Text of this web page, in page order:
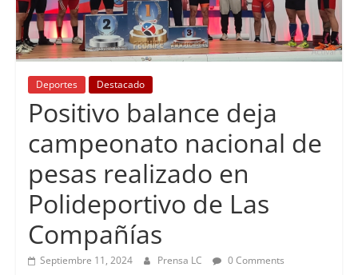
Deportes Destacado
Positivo balance deja
campeonato nacional de
pesas realizado en
Polideportivo de Las
Compañías
Septiembre 11, 2024 Prensa LC 0 Comments